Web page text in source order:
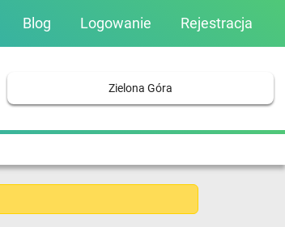
Blog Logowanie Rejestracja
Zielona Góra